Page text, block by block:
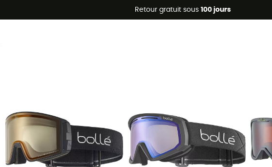
Retour gratuit sous 100 jours
Promos d'été 🔥 -5 % EXTRA dès 2 produits* code